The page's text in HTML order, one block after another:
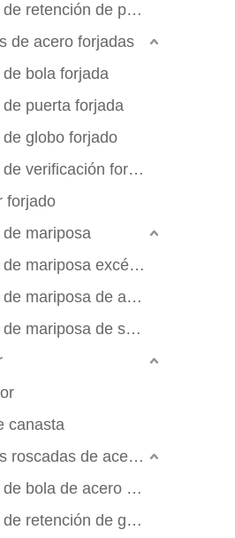
Válvula de retención de placa de manchas
de acero forjadas
bola forjada
puerta forjada
globo forjado
Válvula de verificación forjada
forjado
mariposa
Válvula de mariposa excéntrica triple
Válvula de mariposa de alto rendimiento
Válvula de mariposa de sello suave
canasta
Válvulas roscadas de acero inoxidable
Válvula de bola de acero inoxidable
Válvula de retención de globo de compuerta